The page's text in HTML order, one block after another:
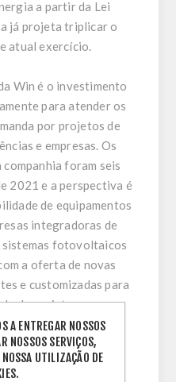
a partir da Lei
já projeta triplicar o
atual exercício.
Win é o investimento
para atender os
por projetos de
e empresas. Os
foram seis
2021 e a perspectiva é
de equipamentos
integradoras de
fotovoltaicos
a oferta de novas
e customizadas para
de projeto.
entre as TOP 3
de geradores
A ENTREGAR NOSSOS
NOSSOS SERVIÇOS,
UTILIZAÇÃO DE